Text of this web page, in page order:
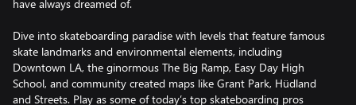
have always dreamed of.
Dive into skateboarding paradise with levels that feature famous
skate landmarks and environmental elements, including
Downtown LA, the ginormous The Big Ramp, Easy Day High
School, and community created maps like Grant Park, Hüdland
and Streets. Play as some of today’s top skateboarding pros